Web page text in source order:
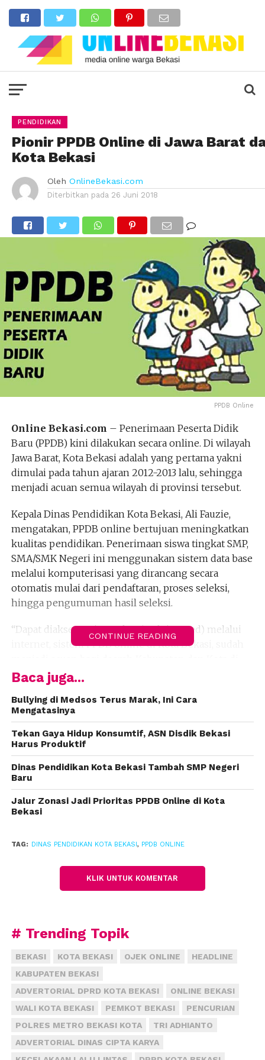
PENDIDIKAN
Pionir PPDB Online di Jawa Barat
Kota Bekasi
Oleh OnlineBekasi.com
Diterbitkan pada 26 Juni 2018
PPDB Online
Online Bekasi.com – Penerimaan Peserta Didik
Baru (PPDB) kini dilakukan secara online. Di wilayah
Jawa Barat, Kota Bekasi adalah yang pertama yakni
dimulai pada tahun ajaran 2012-2013 lalu, sehingga
menjadi acuan semua wilayah di provinsi tersebut.
Kepala Dinas Pendidikan Kota Bekasi, Ali Fauzie,
mengatakan, PPDB online bertujuan meningkatkan
kualitas pendidikan. Penerimaan siswa tingkat SMP,
SMA/SMK Negeri ini menggunakan sistem data base
melalui komputerisasi yang dirancang secara
otomatis mulai dari pendaftaran, proses seleksi,
hingga pengumuman hasil seleksi.
“Dapat diakses setiap waktu (real time,red) melalui
internet, sistem PPDB online di Kota Bekasi, sudah
Jawa Barat,” kata Ali di Bekasi, Selasa (26/6).
Menurut dia, PPDB online memberikan kemudahan
bagi masyarakat untuk mendaftarkan anak-anak
mereka. Jadi, kata dia, orang tua siswa tak perlu repot
lagi datang mendaftarkan anaknya ke sekolah
pilihan.
Dia menjelaskan, pertama kali pelaksanaan PPDB
berbasis online pada tingkat SMP, SMA/SMK negeri,
pihaknya telah menerapkan beberapa pembagian
jalur bina lingkungan, jalur siswa miskin dan jalur
Jalur umum merupakan penerimaan menggunakan
pilihannya, bersaing lewat perolehan hasil akhir
Selain itu, jalur bina lingkungan diperuntukkan bagi
peserta didik berdasarkan radius atau jarak dengan
sekolah, maka semakin besar kemungkinan calon
siswa tersebut diterima disekolah pilihannya.
CONTINUE READING
Baca juga...
Bullying di Medsos Terus Marak, Ini Cara
Mengatasinya
Tekan Gaya Hidup Konsumtif, ASN Disdik Bekasi
Harus Produktif
Dinas Pendidikan Kota Bekasi Tambah SMP Negeri
Baru
Jalur Zonasi Jadi Prioritas PPDB Online di Kota
Bekasi
TAG: DINAS PENDIDIKAN KOTA BEKASI , PPDB ONLINE
KLIK UNTUK KOMENTAR
# Trending Topik
BEKASI KOTA BEKASI OJEK ONLINE
HEADLINE
KABUPATEN BEKASI
ADVERTORIAL DPRD KOTA BEKASI
ONLINE BEKASI
WALI KOTA BEKASI
PEMKOT BEKASI
PENCURIAN
POLRES METRO BEKASI KOTA
TRI ADHIANTO
ADVERTORIAL DINAS CIPTA KARYA